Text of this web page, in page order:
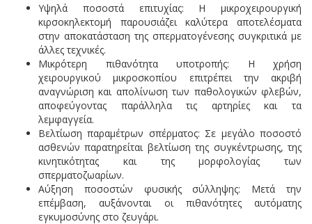
Υψηλά ποσοστά επιτυχίας: Η μικροχειρουργική
κιρσοκηλεκτομή παρουσιάζει καλύτερα αποτελέσματα
στην αποκατάσταση της σπερματογένεσης συγκριτικά με
άλλες τεχνικές.
Μικρότερη πιθανότητα υποτροπής: Η χρήση
χειρουργικού μικροσκοπίου επιτρέπει την ακριβή
αναγνώριση και απολίνωση των παθολογικών φλεβών,
αποφεύγοντας παράλληλα τις αρτηρίες και τα
λεμφαγγεία.
Βελτίωση παραμέτρων σπέρματος: Σε μεγάλο ποσοστό
ασθενών παρατηρείται βελτίωση της συγκέντρωσης, της
κινητικότητας και της μορφολογίας των
σπερματοζωαρίων.
Αύξηση ποσοστών φυσικής σύλληψης: Μετά την
επέμβαση, αυξάνονται οι πιθανότητες αυτόματης
εγκυμοσύνης στο ζευγάρι.